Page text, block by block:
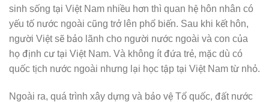
sinh sống tại Việt Nam nhiều hơn thì quan hệ hôn nhân có
yếu tố nước ngoài cũng trở lên phổ biến. Sau khi kết hôn,
người Việt sẽ bảo lãnh cho người nước ngoài và con của
họ định cư tại Việt Nam. Và không ít đứa trẻ, mặc dù có
quốc tịch nước ngoài nhưng lại học tập tại Việt Nam từ nhỏ.
Ngoài ra, quá trình xây dựng và bảo vệ Tổ quốc, đất nước